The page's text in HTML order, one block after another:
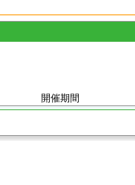
開催期間